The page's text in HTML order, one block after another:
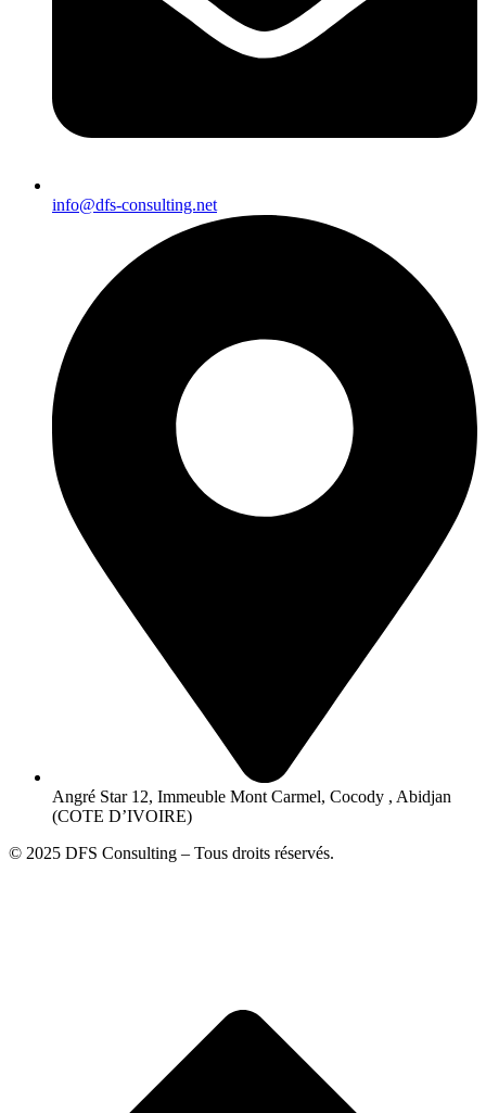
info@dfs-consulting.net
Angré Star 12, Immeuble Mont Carmel, Cocody , Abidjan
(COTE D’IVOIRE)
© 2025 DFS Consulting – Tous droits réservés.